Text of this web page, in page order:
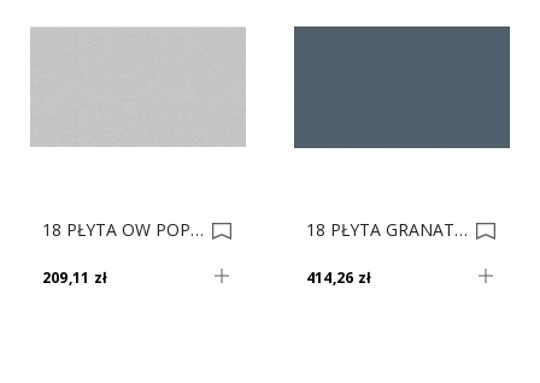
18 PŁYTA OW POPIEL 112 VL 280x207 0009296
209,11 zł
18 PŁYTA GRANATOWY 4810 VL 280X207 0023095
414,26 zł